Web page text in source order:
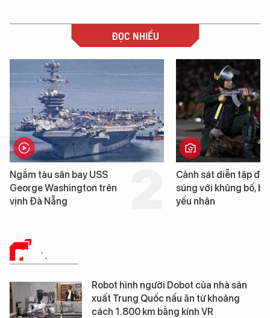
ĐỌC NHIỀU
Cảnh sát diễn tập đấu
súng với khủng bố, bảo vệ
yếu nhân
Cận cảnh chiến hạm
tống tàu sân bay USS
George Washington
PHÂN TÍCH
Robot hình người Dobot của nhà sản
xuất Trung Quốc nấu ăn từ khoảng
cách 1.800 km bằng kính VR